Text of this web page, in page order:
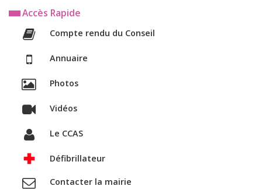
Accès Rapide
Compte rendu du Conseil
Annuaire
Photos
Vidéos
Le CCAS
Défibrillateur
Contacter la mairie